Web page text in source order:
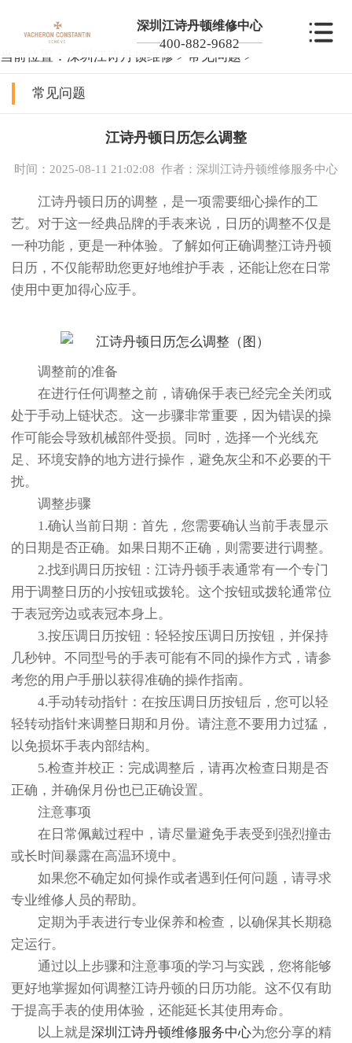
深圳江诗丹顿维修中心
400-882-9682
当前位置： 深圳江诗丹顿维修 > 常见问题 >
常见问题
江诗丹顿日历怎么调整
时间：2025-08-11 21:02:08 作者：深圳江诗丹顿维修服务中心
江诗丹顿日历的调整，是一项需要细心操作的工
艺。对于这一经典品牌的手表来说，日历的调整不仅是
一种功能，更是一种体验。了解如何正确调整江诗丹顿
日历，不仅能帮助您更好地维护手表，还能让您在日常
使用中更加得心应手。
调整前的准备
在进行任何调整之前，请确保手表已经完全关闭或
处于手动上链状态。这一步骤非常重要，因为错误的操
作可能会导致机械部件受损。同时，选择一个光线充
足、环境安静的地方进行操作，避免灰尘和不必要的干
扰。
调整步骤
1.确认当前日期：首先，您需要确认当前手表显示
的日期是否正确。如果日期不正确，则需要进行调整。
2.找到调日历按钮：江诗丹顿手表通常有一个专门
用于调整日历的小按钮或拨轮。这个按钮或拨轮通常位
于表冠旁边或表冠本身上。
3.按压调日历按钮：轻轻按压调日历按钮，并保持
几秒钟。不同型号的手表可能有不同的操作方式，请参
考您的用户手册以获得准确的操作指南。
4.手动转动指针：在按压调日历按钮后，您可以轻
轻转动指针来调整日期和月份。请注意不要用力过猛，
以免损坏手表内部结构。
5.检查并校正：完成调整后，请再次检查日期是否
正确，并确保月份也已正确设置。
注意事项
在日常佩戴过程中，请尽量避免手表受到强烈撞击
或长时间暴露在高温环境中。
如果您不确定如何操作或者遇到任何问题，请寻求
专业维修人员的帮助。
定期为手表进行专业保养和检查，以确保其长期稳
定运行。
通过以上步骤和注意事项的学习与实践，您将能够
更好地掌握如何调整江诗丹顿的日历功能。这不仅有助
于提高手表的使用体验，还能延长其使用寿命。
以上就是深圳江诗丹顿维修服务中心为您分享的精